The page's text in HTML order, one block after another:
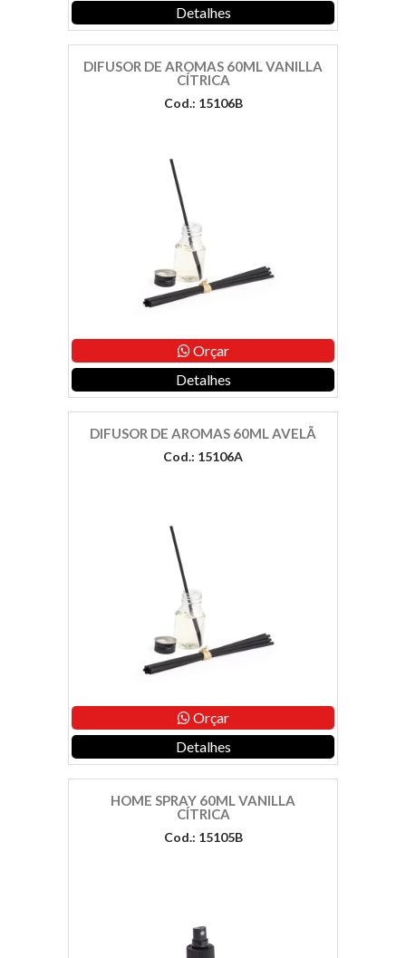
Detalhes
DIFUSOR DE AROMAS 60ML VANILLA
CÍTRICA
Cod.: 15106B
Orçar
Detalhes
DIFUSOR DE AROMAS 60ML AVELÃ
Cod.: 15106A
Orçar
Detalhes
HOME SPRAY 60ML VANILLA
CÍTRICA
Cod.: 15105B